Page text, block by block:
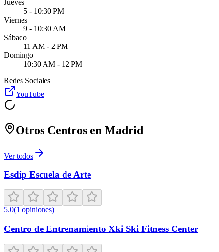
Jueves
5 - 10:30 PM
Viernes
9 - 10:30 AM
Sábado
11 AM - 2 PM
Domingo
10:30 AM - 12 PM
Redes Sociales
YouTube
Otros Centros en Madrid
Ver todos
Esdip Escuela de Arte
5.0(1 opiniones)
Centro de Entrenamiento Xki Ski Fitness Center